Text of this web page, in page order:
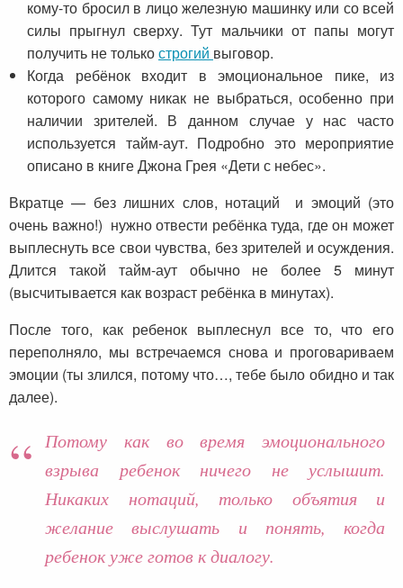
кому-то бросил в лицо железную машинку или со всей
силы прыгнул сверху. Тут мальчики от папы могут
получить не толькострогий выговор.
Когда ребёнок входит в эмоциональное пике, из
которого самому никак не выбраться, особенно при
наличии зрителей. В данном случае у нас часто
используется тайм-аут. Подробно это мероприятие
описано в книге Джона Грея «Дети с небес».
Вкратце — без лишних слов, нотаций и эмоций (это
очень важно!) нужно отвести ребёнка туда, где он может
выплеснуть все свои чувства, без зрителей и осуждения.
Длится такой тайм-аут обычно не более 5 минут
(высчитывается как возраст ребёнка в минутах).
После того, как ребенок выплеснул все то, что его
переполняло, мы встречаемся снова и проговариваем
эмоции (ты злился, потому что…, тебе было обидно и так
далее).
Потому как во время эмоционального
взрыва ребенок ничего не услышит.
Никаких нотаций, только объятия и
желание выслушать и понять, когда
ребенок уже готов к диалогу.